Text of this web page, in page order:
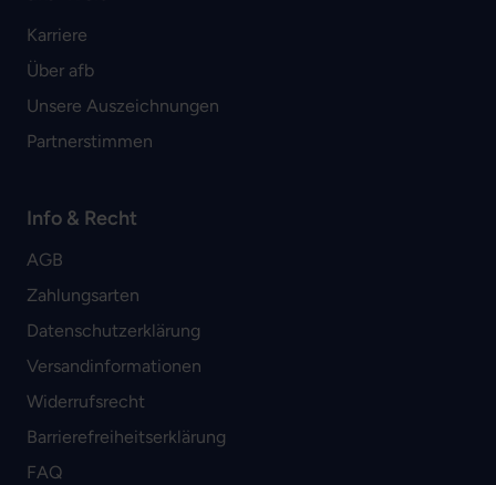
Karriere
Über afb
Unsere Auszeichnungen
Partnerstimmen
Info & Recht
AGB
Zahlungsarten
Datenschutzerklärung
Versandinformationen
Widerrufsrecht
Barrierefreiheitserklärung
FAQ